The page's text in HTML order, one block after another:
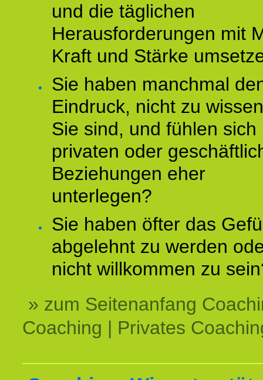
und die täglichen
Herausforderungen mit
Kraft und Stärke
Sie haben manchmal
Eindruck, nicht zu
Sie sind, und fühlen sich
privaten oder
Beziehungen eher
unterlegen?
Sie haben öfter das
abgelehnt zu werden
nicht willkommen zu
» zum Seitenanfang
Coaching | Privates